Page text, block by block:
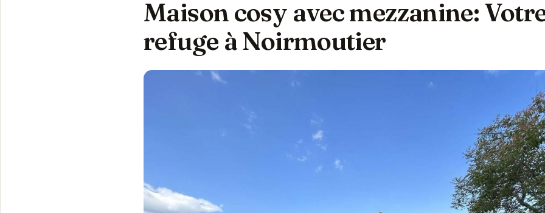
Maison cosy avec mezzanine:
refuge à Noirmoutier